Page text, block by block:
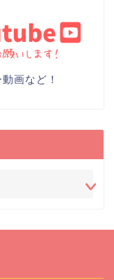
画など！